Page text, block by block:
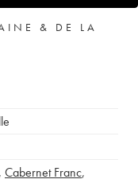
& DE LA
, Cabernet Franc,